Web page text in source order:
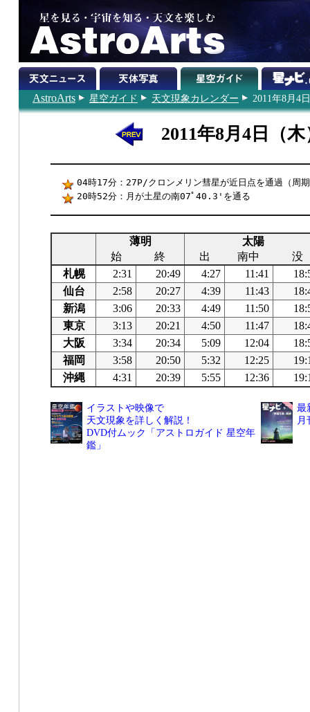
AstroArts 星空ガイド 天文現象カレンダー 2011年8月4日
2011年8月4日（木
04時17分：27P/クロンメリン彗星が近日点を通過（周
20時52分：月が土星の南07ﾟ40.3'を通る
薄明
太陽
始
終 出 南中
没
札幌
2:31 20:49 4:27 11:41
仙台
2:58 20:27 4:39 11:43
新潟
3:06 20:33 4:49 11:50
東京
3:13 20:21 4:50 11:47
大阪
3:34 20:34 5:09 12:04
福岡
3:58 20:50 5:32 12:25
沖縄
4:31 20:39 5:55 12:36
イラストや映像で
天文現象を詳しく解説！
DVD付ムック「アストロガイド 星空年
鑑」
最
月